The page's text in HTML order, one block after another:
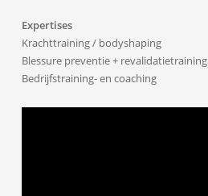
Expertises
Krachttraining / bodyshaping
Blessure preventie + revalidatietraining
Bedrijfstraining- en coaching